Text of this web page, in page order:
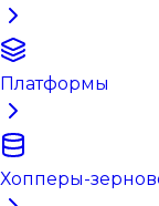
Платформы
Хопперы-